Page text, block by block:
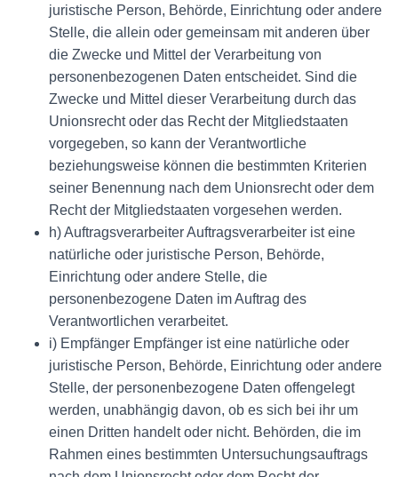
juristische Person, Behörde, Einrichtung oder andere
Stelle, die allein oder gemeinsam mit anderen über
die Zwecke und Mittel der Verarbeitung von
personenbezogenen Daten entscheidet. Sind die
Zwecke und Mittel dieser Verarbeitung durch das
Unionsrecht oder das Recht der Mitgliedstaaten
vorgegeben, so kann der Verantwortliche
beziehungsweise können die bestimmten Kriterien
seiner Benennung nach dem Unionsrecht oder dem
Recht der Mitgliedstaaten vorgesehen werden.
h) Auftragsverarbeiter Auftragsverarbeiter ist eine
natürliche oder juristische Person, Behörde,
Einrichtung oder andere Stelle, die
personenbezogene Daten im Auftrag des
Verantwortlichen verarbeitet.
i) Empfänger Empfänger ist eine natürliche oder
juristische Person, Behörde, Einrichtung oder andere
Stelle, der personenbezogene Daten offengelegt
werden, unabhängig davon, ob es sich bei ihr um
einen Dritten handelt oder nicht. Behörden, die im
Rahmen eines bestimmten Untersuchungsauftrags